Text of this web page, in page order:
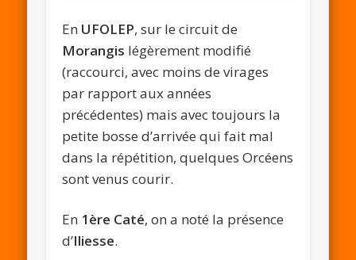
En UFOLEP, sur le circuit de
Morangis légèrement modifié
(raccourci, avec moins de virages
par rapport aux années
précédentes) mais avec toujours la
petite bosse d’arrivée qui fait mal
dans la répétition, quelques Orcéens
sont venus courir.
En 1ère Caté, on a noté la présence
d’Iliesse.